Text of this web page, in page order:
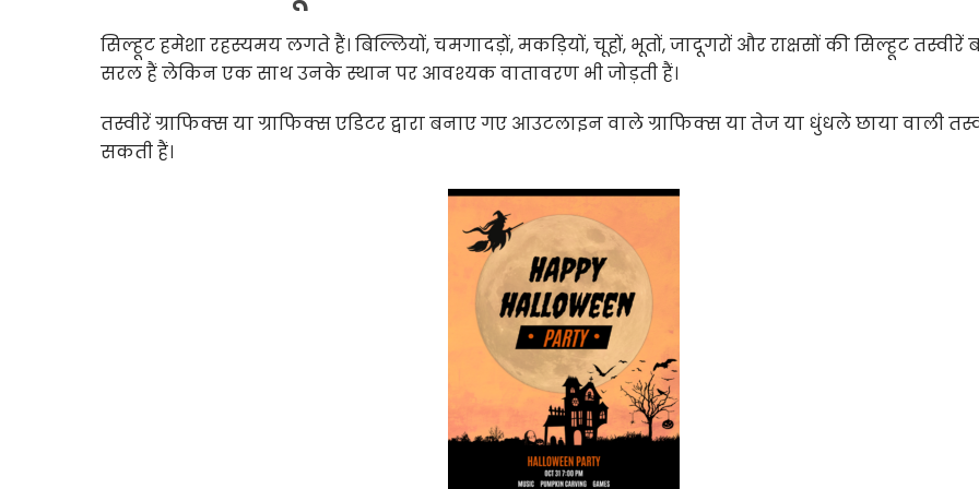
सिल्हूट हमेशा रहस्यमय लगते हैं। बिल्लियों, चमगादड़ों, मकड़ियों, चूहों, भूतों, जादूगरों और राक्षसों की सिल्हूट तस्वीरें
सरल हैं लेकिन एक साथ उनके स्थान पर आवश्यक वातावरण भी जोड़ती हैं।
तस्वीरें ग्राफिक्स या ग्राफिक्स एडिटर द्वारा बनाए गए आउटलाइन वाले ग्राफिक्स या तेज या धुंधले छाया वाली
सकती हैं।